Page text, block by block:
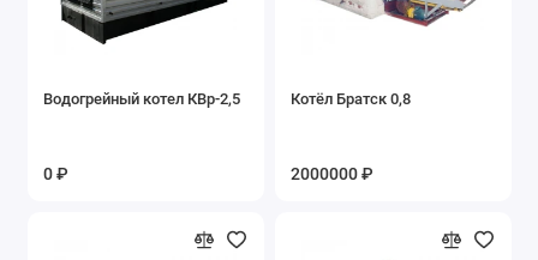
Водогрейный котел КВр-2,5
0 ₽
Котёл Братск 0,8
2000000 ₽